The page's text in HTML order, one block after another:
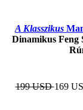
A Klasszikus
Dinamikus
199 USD169